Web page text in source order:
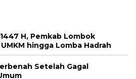
H, Pemkab Lombok
hingga Lomba Hadrah
Setelah Gagal